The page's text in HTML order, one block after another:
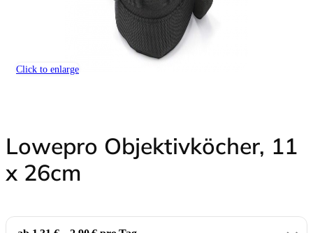
Click to enlarge
Lowepro Objektivköcher, 11
x 26cm